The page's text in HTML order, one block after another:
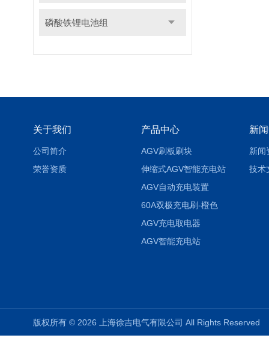
磷酸铁锂电池组
关于我们
公司简介
荣誉资质
产品中心
AGV刷板刷块
伸缩式AGV智能充电站
AGV自动充电装置
60A双极充电刷-橙色
AGV充电取电器
AGV智能充电站
新
新闻
技术
版权所有 © 2026 上海徐吉电气有限公司 All Rights